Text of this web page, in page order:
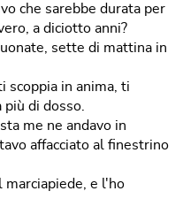
che sarebbe durata per
a diciotto anni?
sette di mattina in
scoppia in anima, ti
più di dosso.
me ne andavo in
affacciato al finestrino
marciapiede, e l'ho